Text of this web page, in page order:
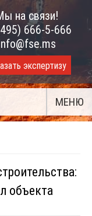
на связи!
666-5-666
экспертизу
МЕНЮ
объекта